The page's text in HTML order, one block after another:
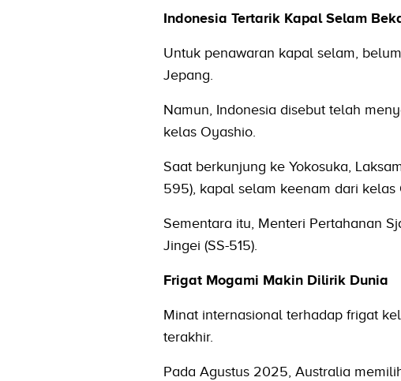
Indonesia Tertarik Kapal Selam
Untuk penawaran kapal selam,
Jepang.
Namun, Indonesia disebut telah
kelas Oyashio.
Saat berkunjung ke Yokosuka,
595), kapal selam keenam dari kelas
Sementara itu, Menteri Pertahanan
Jingei (SS-515).
Frigat Mogami Makin Dilirik Dunia
Minat internasional terhadap frigat
terakhir.
Pada Agustus 2025, Australia